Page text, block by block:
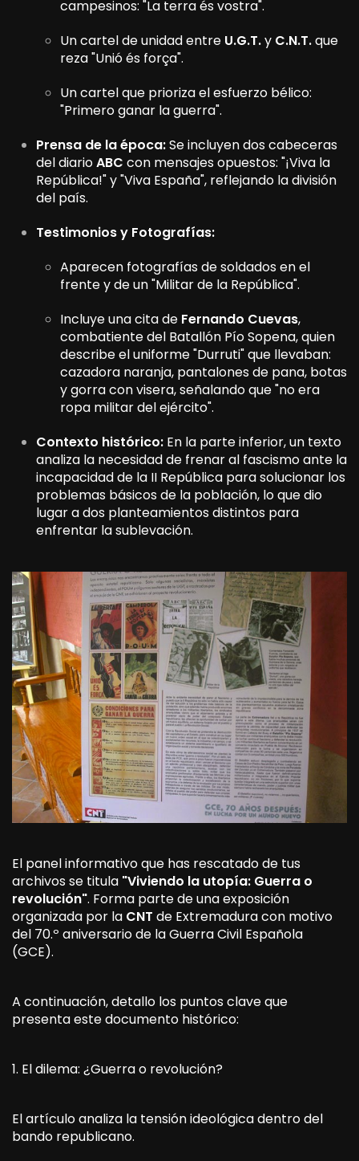
campesinos: "La terra és vostra".
Un cartel de unidad entre U.G.T.y C.N.T.que
reza "Unió és força".
Un cartel que prioriza el esfuerzo bélico:
"Primero ganar la guerra".
Prensa de la época:Se incluyen dos cabeceras
del diarioABC con mensajes opuestos: "¡Viva la
República!" y "Viva España", reflejando la división
del país.
Testimonios y Fotografías:
Aparecen fotografías de soldados en el
frente y de un "Militar de la República".
Incluye una cita de Fernando Cuevas,
combatiente del Batallón Pío Sopena, quien
describe el uniforme "Durruti" que llevaban:
cazadora naranja, pantalones de pana, botas
y gorra con visera, señalando que "no era
ropa militar del ejército".
Contexto histórico: En la parte inferior, un texto
analiza la necesidad de frenar al fascismo ante la
incapacidad de la II República para solucionar los
problemas básicos de la población, lo que dio
lugar a dos planteamientos distintos para
enfrentar la sublevación.
El panel informativo que has rescatado de tus
archivos se titula "Viviendo la utopía: Guerra o
revolución". Forma parte de una exposición
organizada por la CNT de Extremadura con motivo
del 70.º aniversario de la Guerra Civil Española
(GCE).
A continuación, detallo los puntos clave que
presenta este documento histórico:
1. El dilema: ¿Guerra o revolución?
El artículo analiza la tensión ideológica dentro del
bando republicano.